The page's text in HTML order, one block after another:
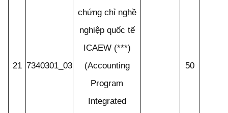
21 7340301_03
chứng chỉ nghề
nghiệp quốc tế
ICAEW (***)
(Accounting
Program
Integrated
50